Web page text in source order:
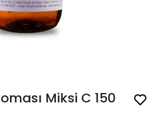
Miksi C 150